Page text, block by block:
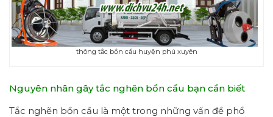
thông tắc bồn cầu huyện phú xuyên
Nguyên nhân gây tắc nghẽn bồn cầu bạn cần biết
Tắc nghẽn bồn cầu là một trong những vấn đề phổ